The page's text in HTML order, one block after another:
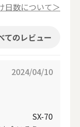
日数について＞
てのレビュー
2024/04/10
SX-70